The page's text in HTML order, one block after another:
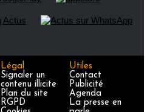
Légal
Signaler un
contenu illicite
Plan du site
RGPD
Utiles
Contact
Publicité
Agenda
La presse en